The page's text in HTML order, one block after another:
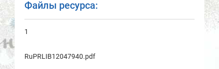
Файлы ресурса:
1
RuPRLIB12047940.pdf